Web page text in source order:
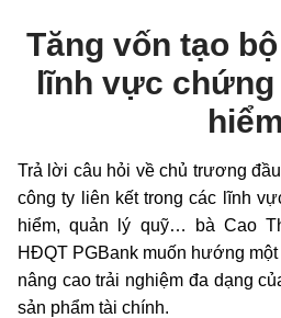
Tăng vốn tạo
lĩnh vực chứng
hiểm
Trả lời câu hỏi về chủ trương
công ty liên kết trong các lĩnh
hiểm, quản lý quỹ… bà Cao
HĐQT PGBank muốn hướng
nâng cao trải nghiệm đa dạng
sản phẩm tài chính.